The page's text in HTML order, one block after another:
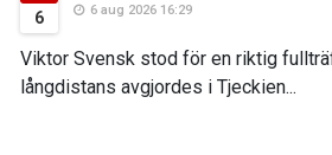
6 6 aug 2026 16:29
Viktor Svensk stod för en riktig
långdistans avgjordes i Tjeckien...